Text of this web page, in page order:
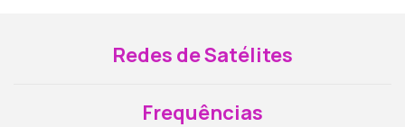
Redes de Satélites
Frequências